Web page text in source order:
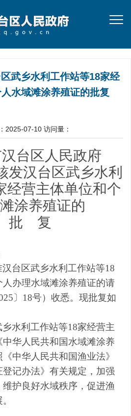
武乡水利工作站等18家经
水域滩涂养殖证的批复
2025-07-10 访问量：
台区人民政府
发汉台区武乡水利
经营主体单位和个
涂养殖证的
批 复
汉台区武乡水利工作站等18
办理水域滩涂养殖证的请
5 〕 18号）收悉。 现批复如
乡水利工作站等18家经营主
中华人民共和国水域滩涂养
《中华人民共和国渔业法》
记办法》 有关规定，加强
护良好水域秩序，促进渔